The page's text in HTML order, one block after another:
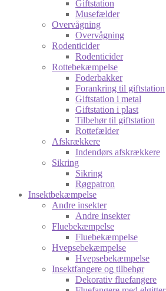
Giftstation
Musefælder
Overvågning
Overvågning
Rodenticider
Rodenticider
Rottebekæmpelse
Foderbakker
Forankring til giftstation
Giftstation i metal
Giftstation i plast
Tilbehør til giftstation
Rottefælder
Afskrækkere
Indendørs afskrækkere
Sikring
Sikring
Røgpatron
Insektbekæmpelse
Andre insekter
Andre insekter
Fluebekæmpelse
Fluebekæmpelse
Hvepsebekæmpelse
Hvepsebekæmpelse
Insektfangere og tilbehør
Dekorativ fluefangere